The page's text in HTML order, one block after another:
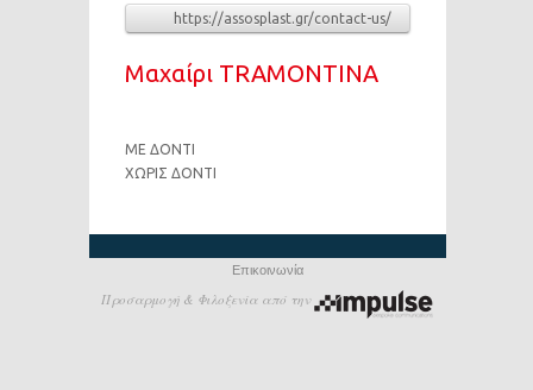
https://assosplast.gr/contact-us/
Μαχαίρι TRAMONTINA
ΜΕ ΔΟΝΤΙ
ΧΩΡΙΣ ΔΟΝΤΙ
Επικοινωνία
Προσαρμογή & Φιλοξενία από την